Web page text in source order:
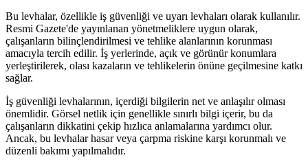
Bu levhalar, özellikle iş güvenliği ve uyarı levhaları olarak kullanılır.
Resmi Gazete'de yayınlanan yönetmeliklere uygun olarak,
çalışanların bilinçlendirilmesi ve tehlike alanlarının korunması
amacıyla tercih edilir. İş yerlerinde, açık ve görünür konumlara
yerleştirilerek, olası kazaların ve tehlikelerin önüne geçilmesine katkı
sağlar.
İş güvenliği levhalarının, içerdiği bilgilerin net ve anlaşılır olması
önemlidir. Görsel netlik için genellikle sınırlı bilgi içerir, bu da
çalışanların dikkatini çekip hızlıca anlamalarına yardımcı olur.
Ancak, bu levhalar hasar veya çarpma riskine karşı korunmalı ve
düzenli bakımı yapılmalıdır.